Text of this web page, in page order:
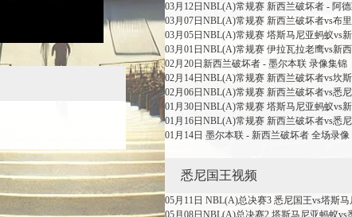
03月12日NBL(A)常规赛 新西兰破坏者 - 阿
03月07日NBL(A)常规赛 新西兰破坏者vs布
03月05日NBL(A)常规赛 塔斯马尼亚蚂蚁vs
03月01日NBL(A)常规赛 伊拉瓦拉老鹰vs新
02月20日新西兰破坏者 - 墨尔本联 录像集锦
02月14日NBL(A)常规赛 新西兰破坏者vs坎
02月06日NBL(A)常规赛 新西兰破坏者vs悉
01月30日NBL(A)常规赛 塔斯马尼亚蚂蚁vs
01月16日NBL(A)常规赛 新西兰破坏者vs悉
01月14日 墨尔本联 - 新西兰破坏者 全场录像
悉尼国王视频
05月11日 NBL(A)总决赛3 悉尼国王vs塔斯
05月08日NBL(A)总决赛2 塔斯马尼亚蚂蚁vs